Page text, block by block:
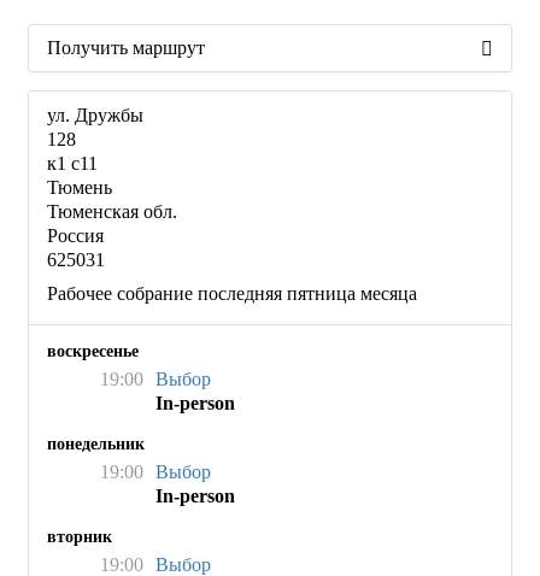
Получить маршрут
ул. Дружбы
128
к1 с11
Тюмень
Тюменская обл.
Россия
625031
Рабочее собрание последняя пятница месяца
воскресенье
19:00 Выбор
In-person
понедельник
19:00 Выбор
In-person
вторник
19:00 Выбор